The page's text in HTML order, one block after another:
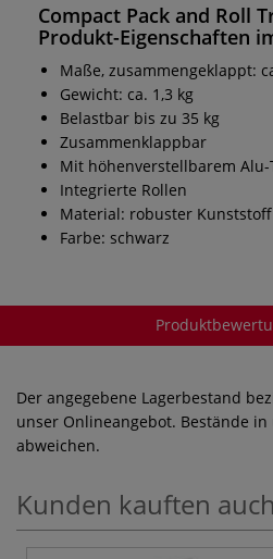
Compact Pack and Roll
Produkt-Eigenschaften
Maße, zusammengeklappt:
Gewicht: ca. 1,3 kg
Belastbar bis zu 35 kg
Zusammenklappbar
Mit höhenverstellbarem
Integrierte Rollen
Material: robuster
Farbe: schwarz
Der angegebene Lagerbestand
unser Onlineangebot. Bestände
abweichen.
Kunden kauften